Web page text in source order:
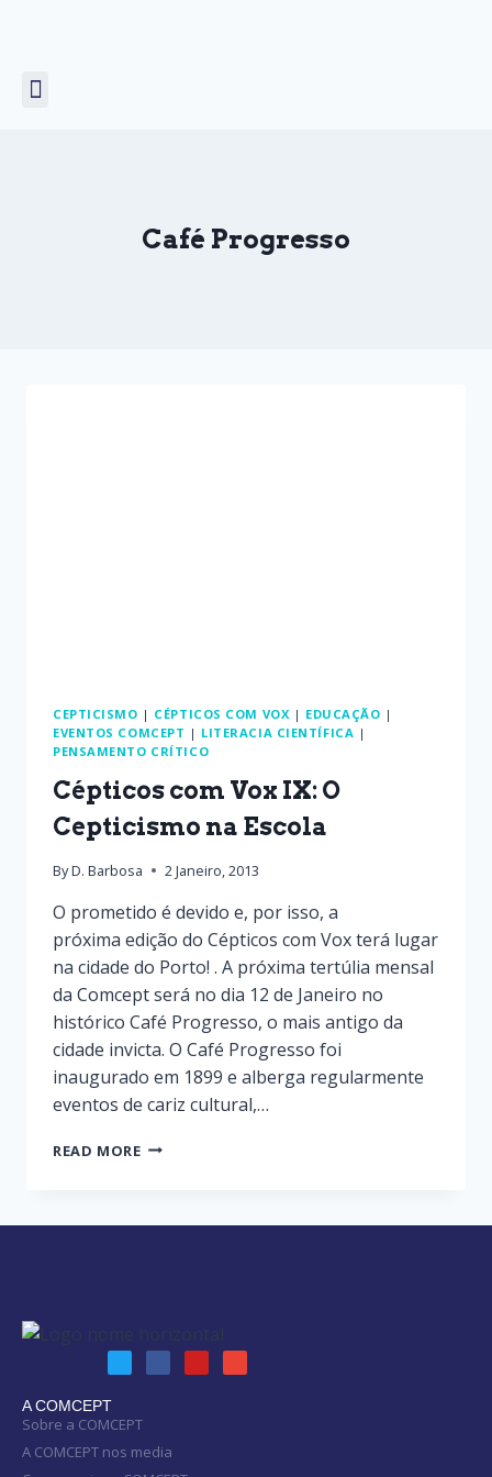
Café Progresso
CEPTICISMO | CÉPTICOS COM VOX | EDUCAÇÃO |
EVENTOS COMCEPT | LITERACIA CIENTÍFICA |
PENSAMENTO CRÍTICO
Cépticos com Vox IX: O
Cepticismo na Escola
ByD. Barbosa 2 Janeiro, 2013
O prometido é devido e, por isso, a
próxima edição do Cépticos com Vox terá lugar
na cidade do Porto! . A próxima tertúlia mensal
da Comcept será no dia 12 de Janeiro no
histórico Café Progresso, o mais antigo da
cidade invicta. O Café Progresso foi
inaugurado em 1899 e alberga regularmente
eventos de cariz cultural,…
READ MORE
A COMCEPT
Sobre a COMCEPT
A COMCEPT nos media